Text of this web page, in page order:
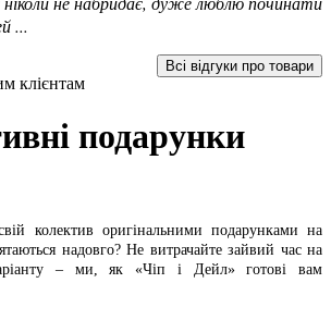
...
Всі відгуки про товари
клієнтам
подарунки
колектив оригінальними подарунками на
надовго? Не витрачайте зайвий час на
– ми, як «Чіп і Дейл» готові вам